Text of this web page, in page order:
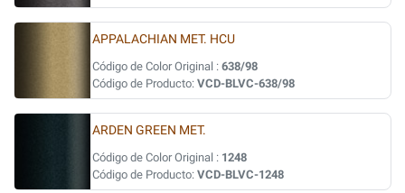
APPALACHIAN MET. HCU
Código de Color Original : 638/98
Código de Producto: VCD-BLVC-638/98
ARDEN GREEN MET.
Código de Color Original : 1248
Código de Producto: VCD-BLVC-1248